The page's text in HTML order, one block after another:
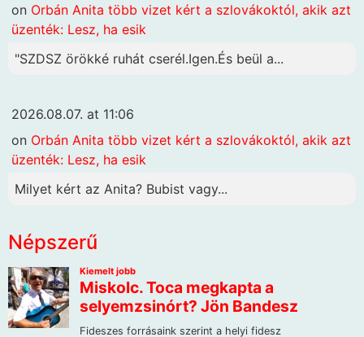
on Orbán Anita több vizet kért a szlovákoktól, akik azt
üzenték: Lesz, ha esik
"SZDSZ örökké ruhát cserél.Igen.És beül a...
2026.08.07. at 11:06
on Orbán Anita több vizet kért a szlovákoktól, akik azt
üzenték: Lesz, ha esik
Milyet kért az Anita? Bubist vagy...
Népszerű